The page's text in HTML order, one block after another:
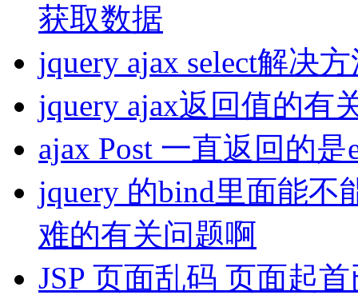
获取数据
jquery ajax select解决
jquery ajax返回值的有
ajax Post 一直返回的是
jquery 的bind里面能不
难的有关问题啊
JSP 页面乱码 页面起